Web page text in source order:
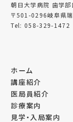
朝日大学病院 歯学
〒501-0296岐阜県
Tel: 058-329-1472
ホーム
講座紹介
医局員紹介
診療案内
見学・入局案内